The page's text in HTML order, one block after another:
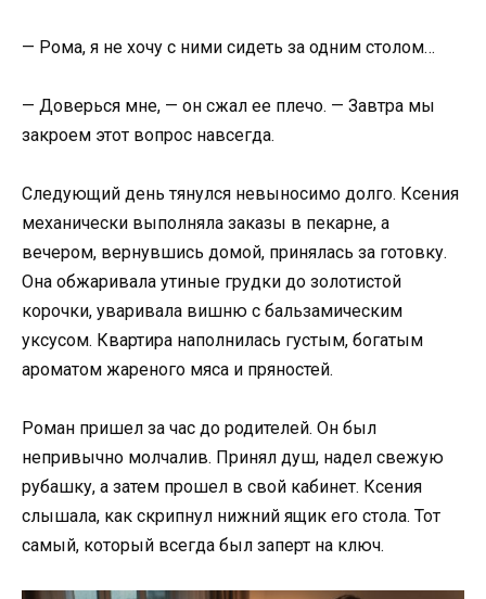
— Рома, я не хочу с ними сидеть за одним столом…
— Доверься мне, — он сжал ее плечо. — Завтра мы
закроем этот вопрос навсегда.
Следующий день тянулся невыносимо долго. Ксения
механически выполняла заказы в пекарне, а
вечером, вернувшись домой, принялась за готовку.
Она обжаривала утиные грудки до золотистой
корочки, уваривала вишню с бальзамическим
уксусом. Квартира наполнилась густым, богатым
ароматом жареного мяса и пряностей.
Роман пришел за час до родителей. Он был
непривычно молчалив. Принял душ, надел свежую
рубашку, а затем прошел в свой кабинет. Ксения
слышала, как скрипнул нижний ящик его стола. Тот
самый, который всегда был заперт на ключ.